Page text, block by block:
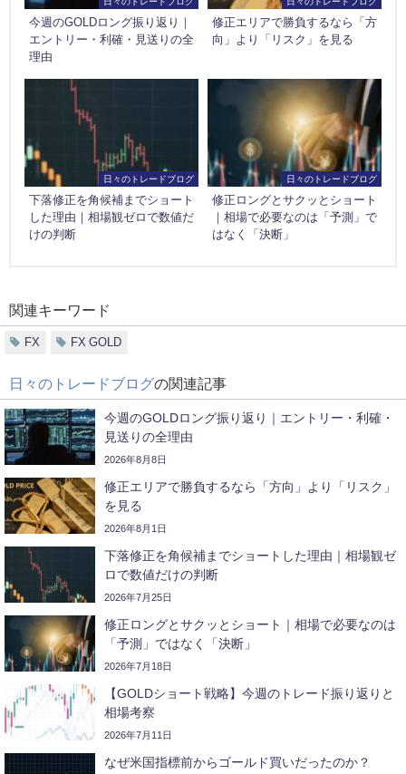
今週のGOLDロング振り返り｜
エントリー・利確・見送りの全
理由
修正エリアで勝負するなら「方
向」より「リスク」を見る
日々のトレードブログ
下落修正を角候補までショート
した理由｜相場観ゼロで数値だ
けの判断
日々のトレードブログ
修正ロングとサクッとショート
｜相場で必要なのは「予測」で
はなく「決断」
関連キーワード
FX FX GOLD
日々のトレードブログの関連記事
今週のGOLDロング振り返り｜エントリー・利確・
見送りの全理由
2026年8月8日
修正エリアで勝負するなら「方向」より「リスク」
を見る
2026年8月1日
下落修正を角候補までショートした理由｜相場観ゼ
ロで数値だけの判断
2026年7月25日
修正ロングとサクッとショート｜相場で必要なのは
「予測」ではなく「決断」
2026年7月18日
【GOLDショート戦略】今週のトレード振り返りと
相場考察
2026年7月11日
なぜ米国指標前からゴールド買いだったのか？